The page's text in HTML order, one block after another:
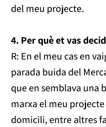
del meu projecte.
4. Per què et vas
R: En el meu cas en
parada buida del
que en semblava una
marxa el meu
domicili, entre altres